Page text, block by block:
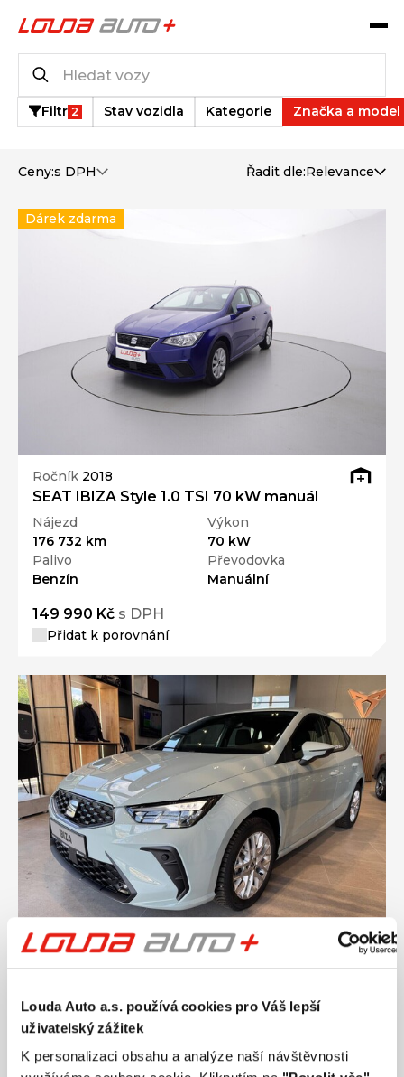
Louda Auto a.s. používá cookies pro Váš lepší
uživatelský zážitek
K personalizaci obsahu a analýze naší návštěvnosti
Filtr 2 Stav vozidla Kategorie Značka a model
Ceny:s DPH Řadit dle:Relevance
Ročník 2018
SEAT IBIZA Style 1.0 TSI 70 kW manuál
Nájezd
176 732 km
Výkon
70 kW
Palivo
Benzín
Převodovka
Manuální
149 990 Kč s DPH
Přidat k porovnání
Dárek zdarma
Ročník2026
Nájezd
0 km
Výkon
Palivo
Převodovka